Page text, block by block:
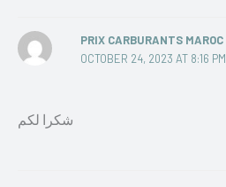
PRIX CARBURANTS MAROC
OCTOBER 24, 2023 AT 8:16 PM
شكرا لكم